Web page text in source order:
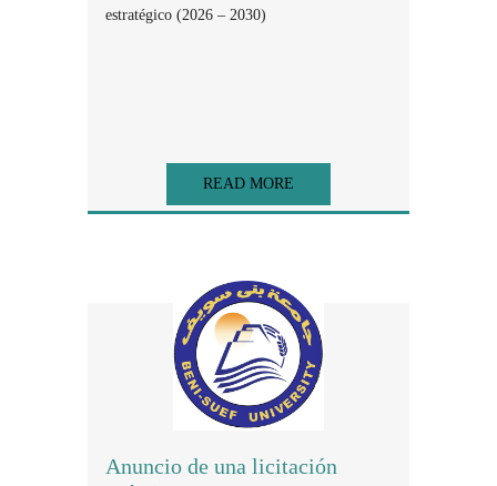
estratégico (2026 – 2030)
READ MORE
Anuncio de una licitación